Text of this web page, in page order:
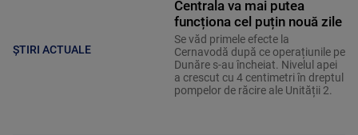
ȘTIRI ACTUALE
Centrala va mai putea
funcționa cel puțin nouă zile
Se văd primele efecte la
Cernavodă după ce operațiunile pe
Dunăre s-au încheiat. Nivelul apei
a crescut cu 4 centimetri în dreptul
pompelor de răcire ale Unității 2.